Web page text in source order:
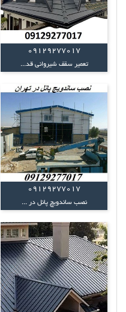
09129277017
تعمیر سقف شیروانی قد...
09129277017
نصب ساندویچ پانل در ...